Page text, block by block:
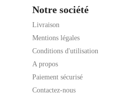
Notre société
Livraison
Mentions légales
Conditions d'utilisation
A propos
Paiement sécurisé
Contactez-nous